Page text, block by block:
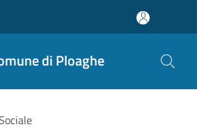
di Ploaghe